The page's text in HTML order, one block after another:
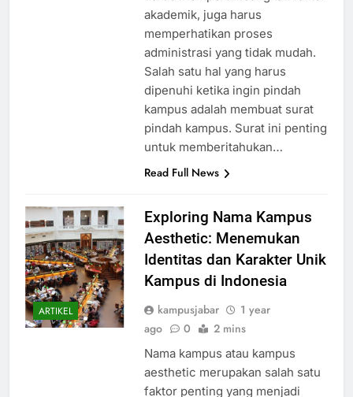
harus mempertimbangkan faktor
akademik, juga harus
memperhatikan proses
administrasi yang tidak mudah.
Salah satu hal yang harus
dipenuhi ketika ingin pindah
kampus adalah membuat surat
pindah kampus. Surat ini penting
ARTIKEL
Exploring Nama Kampus
Aesthetic: Menemukan
Identitas dan Karakter Unik
Kampus di Indonesia
kampusjabar
1 year
Nama kampus atau kampus
aesthetic merupakan salah satu